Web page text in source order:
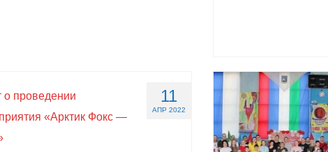
11
АПР 2022
о проведении
«Арктик Фокс —